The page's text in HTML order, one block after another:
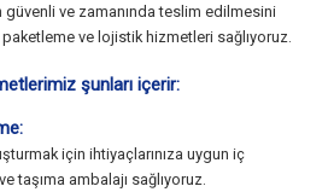
ve zamanında teslim edilmesini
ve lojistik hizmetleri sağlıyoruz.
şunları içerir:
için ihtiyaçlarınıza uygun iç
taşıma ambalajı sağlıyoruz.